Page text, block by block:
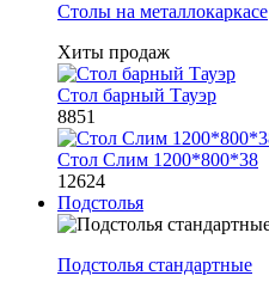
Столы на металлокаркасе
Хиты продаж
Стол барный Тауэр
8851
Стол Слим 1200*800*38
12624
Подстолья
Подстолья стандартные